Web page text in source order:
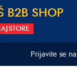
B2B S H OP
Prijavite se